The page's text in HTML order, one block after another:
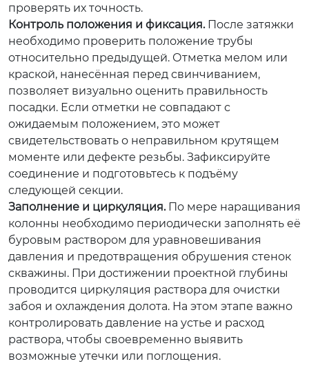
проверять их точность.
Контроль положения и фиксация.После затяжки
необходимо проверить положение трубы
относительно предыдущей. Отметка мелом или
краской, нанесённая перед свинчиванием,
позволяет визуально оценить правильность
посадки. Если отметки не совпадают с
ожидаемым положением, это может
свидетельствовать о неправильном крутящем
моменте или дефекте резьбы. Зафиксируйте
соединение и подготовьтесь к подъёму
следующей секции.
Заполнение и циркуляция.По мере наращивания
колонны необходимо периодически заполнять её
буровым раствором для уравновешивания
давления и предотвращения обрушения стенок
скважины. При достижении проектной глубины
проводится циркуляция раствора для очистки
забоя и охлаждения долота. На этом этапе важно
контролировать давление на устье и расход
раствора, чтобы своевременно выявить
возможные утечки или поглощения.